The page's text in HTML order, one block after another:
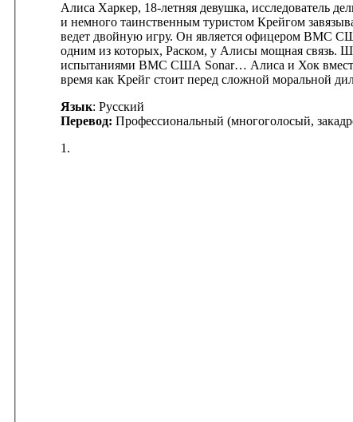
Алиса Харкер, 18-летняя девушка, исследователь
и немного таинственным туристом Крейгом
ведет двойную игру. Он является офицером ВМС
одним из которых, Раском, у Алисы мощная связь.
испытаниями ВМС США Sonar… Алиса и Хок вместе
время как Крейг стоит перед сложной моральной
Язык: Русский
Перевод: Профессиональный (многоголосый,
1.